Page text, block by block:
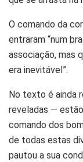
O comando da
entraram “num
associação, mas
era inevitável”.
No texto é ainda
reveladas —
comando dos
de todas estas
pautou a sua